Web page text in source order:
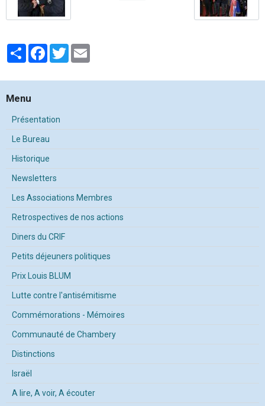
PartagerFacebook
Twitter
Menu
Présentation
Le Bureau
Historique
Newsletters
Les Associations Membres
Retrospectives de nos actions
Diners du CRIF
Petits déjeuners politiques
Prix Louis BLUM
Lutte contre l'antisémitisme
Commémorations - Mémoires
Communauté de Chambery
Distinctions
Israël
A lire, A voir, A écouter